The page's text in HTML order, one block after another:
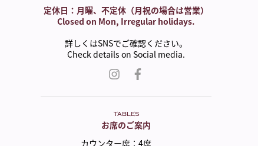
定休日：月曜、不定休（月祝の場合は営業）
Closed on Mon, Irregular holidays.
詳しくはSNSでご確認ください。
Check details on Social media.
TABLES
お席のご案内
カウンター席 ： 4席